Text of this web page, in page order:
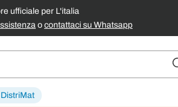
ufficiale per L'italia
o contattaci su Whatsapp